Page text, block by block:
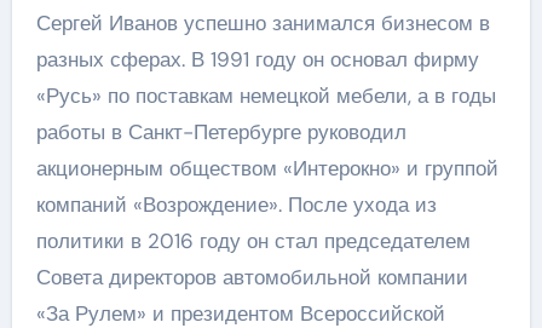
Сергей Иванов успешно занимался бизнесом в
разных сферах. В 1991 году он основал фирму
«Русь» по поставкам немецкой мебели, а в годы
работы в Санкт-Петербурге руководил
акционерным обществом «Интерокно» и группой
компаний «Возрождение». После ухода из
политики в 2016 году он стал председателем
Совета директоров автомобильной компании
«За Рулем» и президентом Всероссийской